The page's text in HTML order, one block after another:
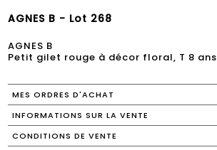
AGNES B - Lot 268
AGNES B
Petit gilet rouge à décor floral, T 8 ans
MES ORDRES D'ACHAT
INFORMATIONS SUR LA VENTE
CONDITIONS DE VENTE